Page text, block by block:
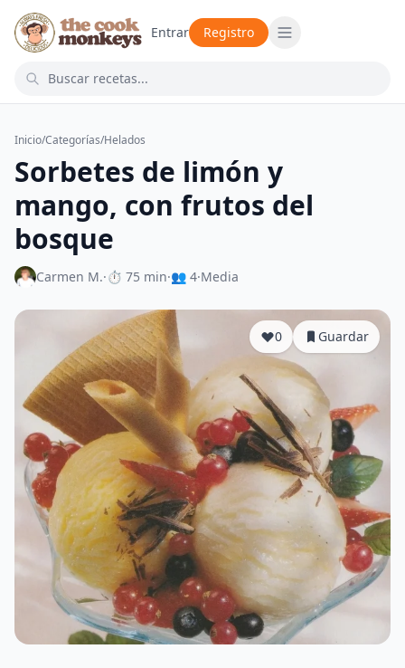
Entrar Registro
Inicio/Categorías/Helados
Sorbetes de limón y
mango, con frutos del
bosque
Carmen M.·⏱ 75 min·👥 4·Media
0 Guardar